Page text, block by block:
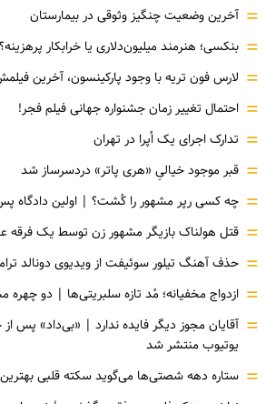
= آخرین وضعیت چنگیز وثوقی در بیمارستان
= بنکسی؛ هنرمند میلیون‌دلاری یا خرابکار پرهزینه؟
= لارس فون تریه با وجود پارکینسون، آخرین
= احتمال تغییر زمان جشنواره جهانی فیلم فجر!
= تدارک اجرای یک اُپرا در تهران
= قبر موجود خیالیِ «هری پاتر» دردسرساز شد
= چه کسی رپر مشهور را کُشت؟ | اولین دادگاه
= قتل هولناک بازیگر مشهور زن توسط یک فرقه
= حذف آهنگ تیلور سوئیفت از ویدیوی دونالد
= ازدواج مخفیانه؛ مُد تازه سلبریتی‌ها | دو چهره
= آقایان مجوز دیگر فایده ندارد | «بی‌داد» پس
یوتیوب منتشر شد
= ستاره دهه شصتی‌ها می‌گوید سکته قلبی بهترین